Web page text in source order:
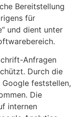
Bereitstellung
für
und dient unter
Anfragen
Durch die
feststellen,
Die
internen